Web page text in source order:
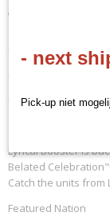
- EN
- DZ-LBT02
- 16 boosters per
Lyrical Booster is
Belated Celebration"!
Catch the units
Featured Nation
- next
Pick-up niet